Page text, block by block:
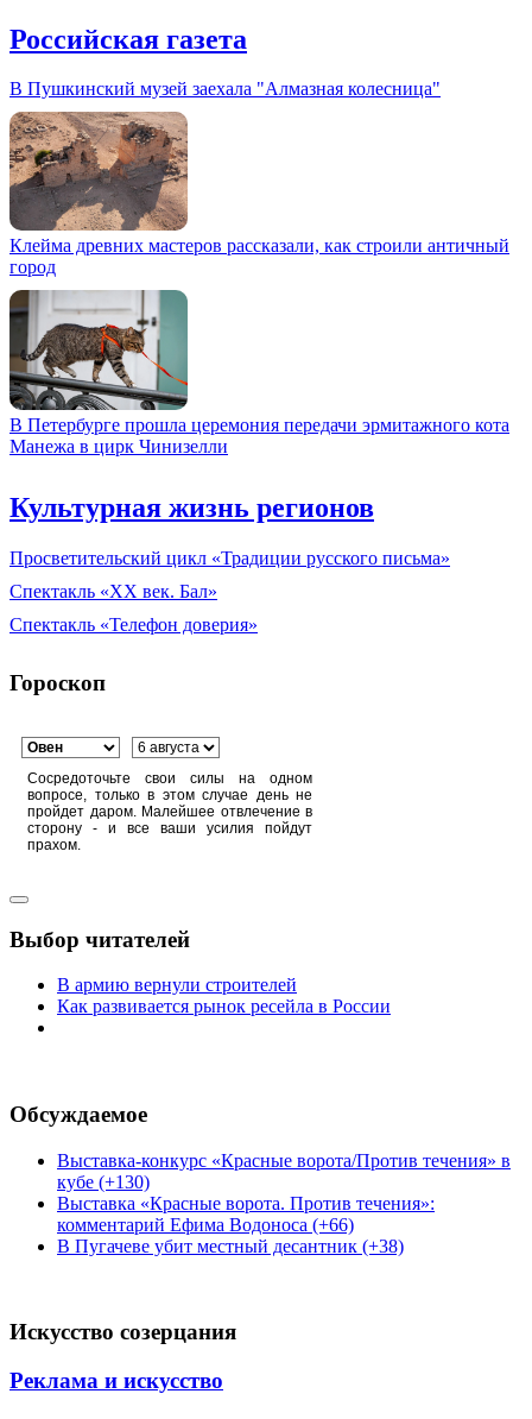
Российская газета
В Пушкинский музей заехала "Алмазная колесница"
Клейма древних мастеров рассказали, как строили античный
город
В Петербурге прошла церемония передачи эрмитажного кота
Манежа в цирк Чинизелли
Культурная жизнь регионов
Просветительский цикл «Традиции русского письма»
Спектакль «XX век. Бал»
Спектакль «Телефон доверия»
Гороскоп
Сосредоточьте свои силы на одном
вопросе, только в этом случае день не
пройдет даром. Малейшее отвлечение в
сторону - и все ваши усилия пойдут
прахом.
Выбор читателей
В армию вернули строителей
Как развивается рынок ресейла в России
Обсуждаемое
Выставка-конкурс «Красные ворота/Против течения» в
кубе (+130)
Выставка «Красные ворота. Против течения»:
комментарий Ефима Водоноса (+66)
В Пугачеве убит местный десантник (+38)
Искусство созерцания
Реклама и искусство